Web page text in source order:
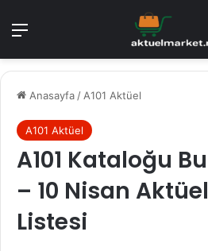
Anasayfa / A101 Aktüel
A101 Aktüel
A101 Kataloğu
– 10 Nisan
Listesi